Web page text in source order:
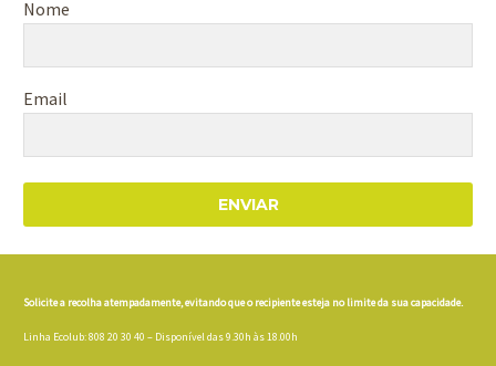
Nome
Email
ENVIAR
Solicite a recolha atempadamente, evitando que o recipiente esteja no limite da sua capacidade.
Linha Ecolub: 808 20 30 40 – Disponível das 9.30h às 18.00h